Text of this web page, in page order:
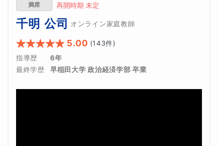
満席 再開時期 未定
千明 公司 オンライン家庭教師
5.00 (143件)
指導歴
6年
最終学歴
早稲田大学 政治経済学部 卒業